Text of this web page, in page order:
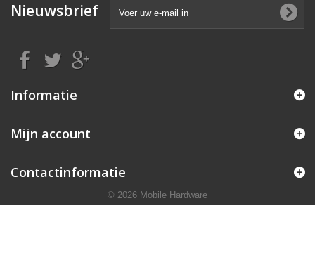
Nieuwsbrief
Informatie
Mijn account
Contactinformatie
© 2026 Mobile Hardware